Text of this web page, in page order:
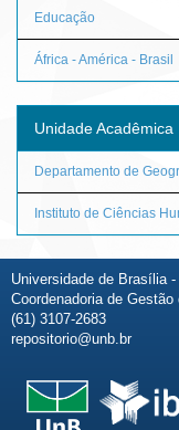
Educação
África - América - Brasil
Unidade Acadêmica
Departamento de
Instituto de Ciências
Universidade de Brasília
Coordenadoria de
(61) 3107-2683
repositorio@unb.br